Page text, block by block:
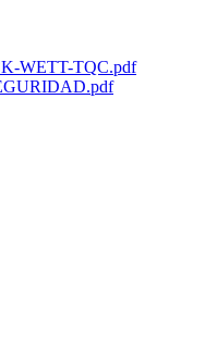
WETT-TQC.pdf